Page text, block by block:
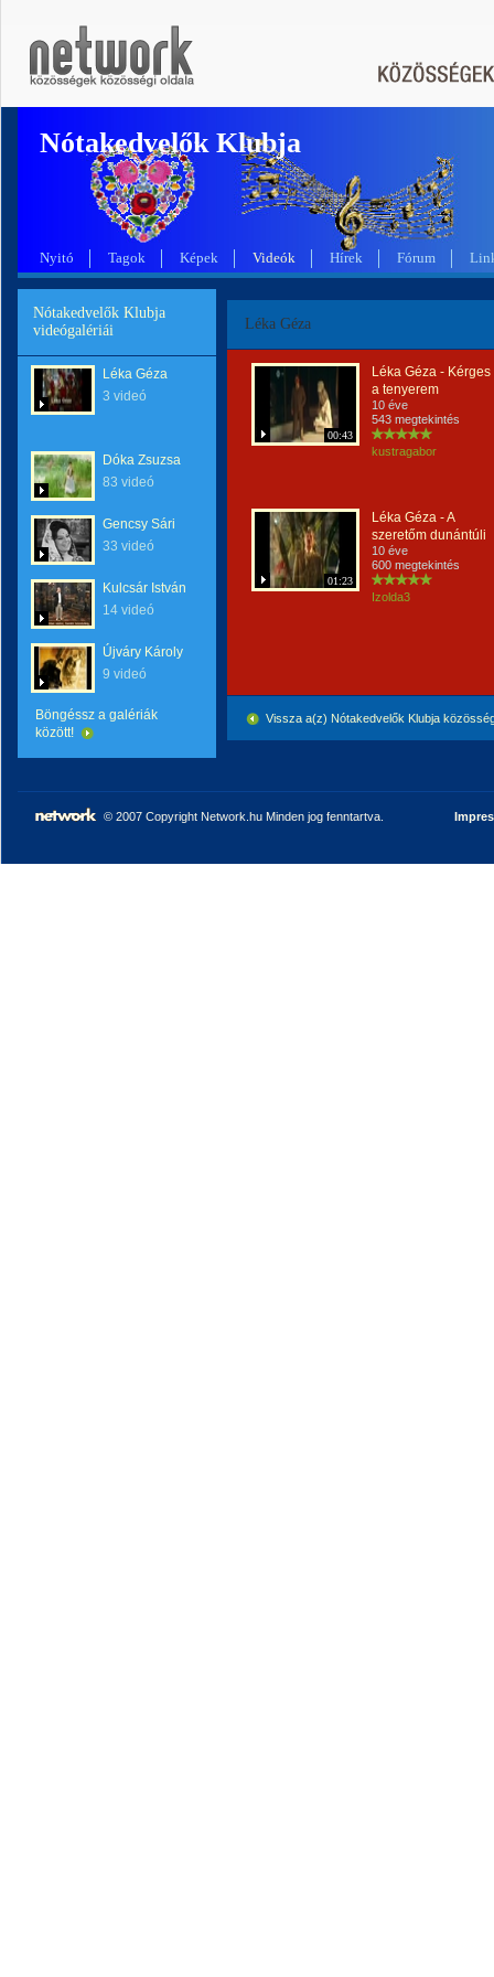
Nótakedvelők Klubja
Nyitó Tagok Képek Videók Hírek Fórum
Nótakedvelők Klubja
videógalériái
Léka Géza
3 videó
Dóka Zsuzsa
83 videó
Gencsy Sári
33 videó
Kulcsár István
14 videó
Újváry Károly
9 videó
Böngéssz a galériák
között!
Léka Géza
00:43
Léka Géza - Kérges
a tenyerem
10 éve
543 megtekintés
kustragabor
01:23
Léka Géza - A
szeretőm dunántúli
10 éve
600 megtekintés
Izolda3
Vissza a(z) Nótakedvelők Klubja
© 2007 Copyright Network.hu Minden jog fenntartva.